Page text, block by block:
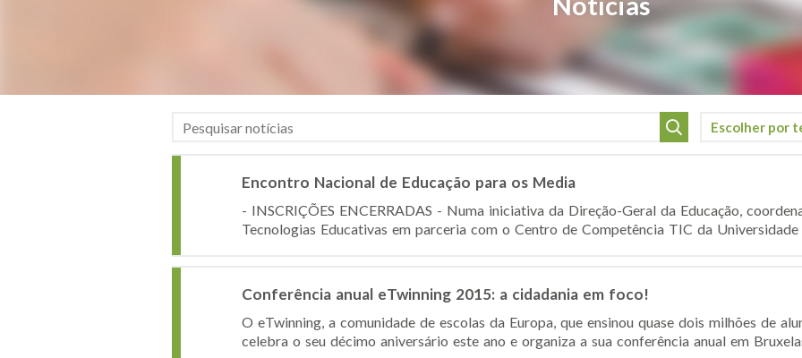
Encontro Nacional de Educação para os Media
- INSCRIÇÕES ENCERRADAS - Numa iniciativa da Direção-Geral da Educação,
Tecnologias Educativas em parceria com o Centro de Competência TIC da
Conferência anual eTwinning 2015: a cidadania em foco!
O eTwinning, a comunidade de escolas da Europa, que ensinou quase dois milhões de
celebra o seu décimo aniversário este ano e organiza a sua conferência anual em